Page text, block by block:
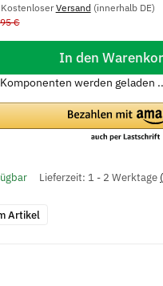
KostenloserVersand (innerhalb DE)
€
In den
Komponenten werden geladen
Lieferzeit: 1 - 2 Werktage
Artikel